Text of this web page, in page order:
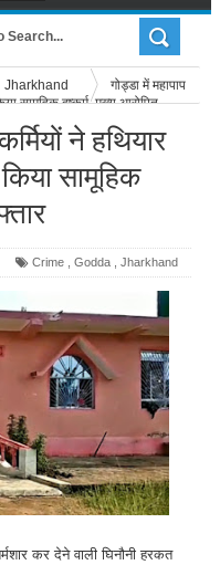
Jharkhand
गोड्डा में महापाप
सामूहिक दुष्कर्म, मुख्य आरोपित
ने हथियार
सामूहिक
Crime Godda Jharkhand
कर देने वाली घिनौनी हरकत